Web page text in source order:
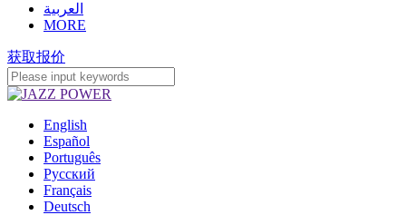
العربية
MORE
获取报价
English
Español
Português
Pусский
Français
Deutsch